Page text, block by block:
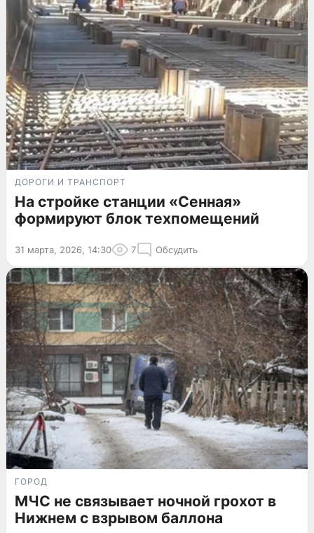
ДОРОГИ И ТРАНСПОРТ
На стройке станции «Сенная»
формируют блок техпомещений
31 марта, 2026, 14:30 7 Обсудить
ГОРОД
МЧС не связывает ночной грохот в
Нижнем с взрывом баллона